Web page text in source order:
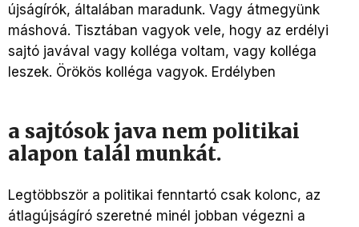
újságírók, általában maradunk. Vagy átmegyünk
máshová. Tisztában vagyok vele, hogy az erdélyi
sajtó javával vagy kolléga voltam, vagy kolléga
leszek. Örökös kolléga vagyok. Erdélyben
a sajtósok java nem politikai
alapon talál munkát.
Legtöbbször a politikai fenntartó csak kolonc, az
átlagújságíró szeretné minél jobban végezni a